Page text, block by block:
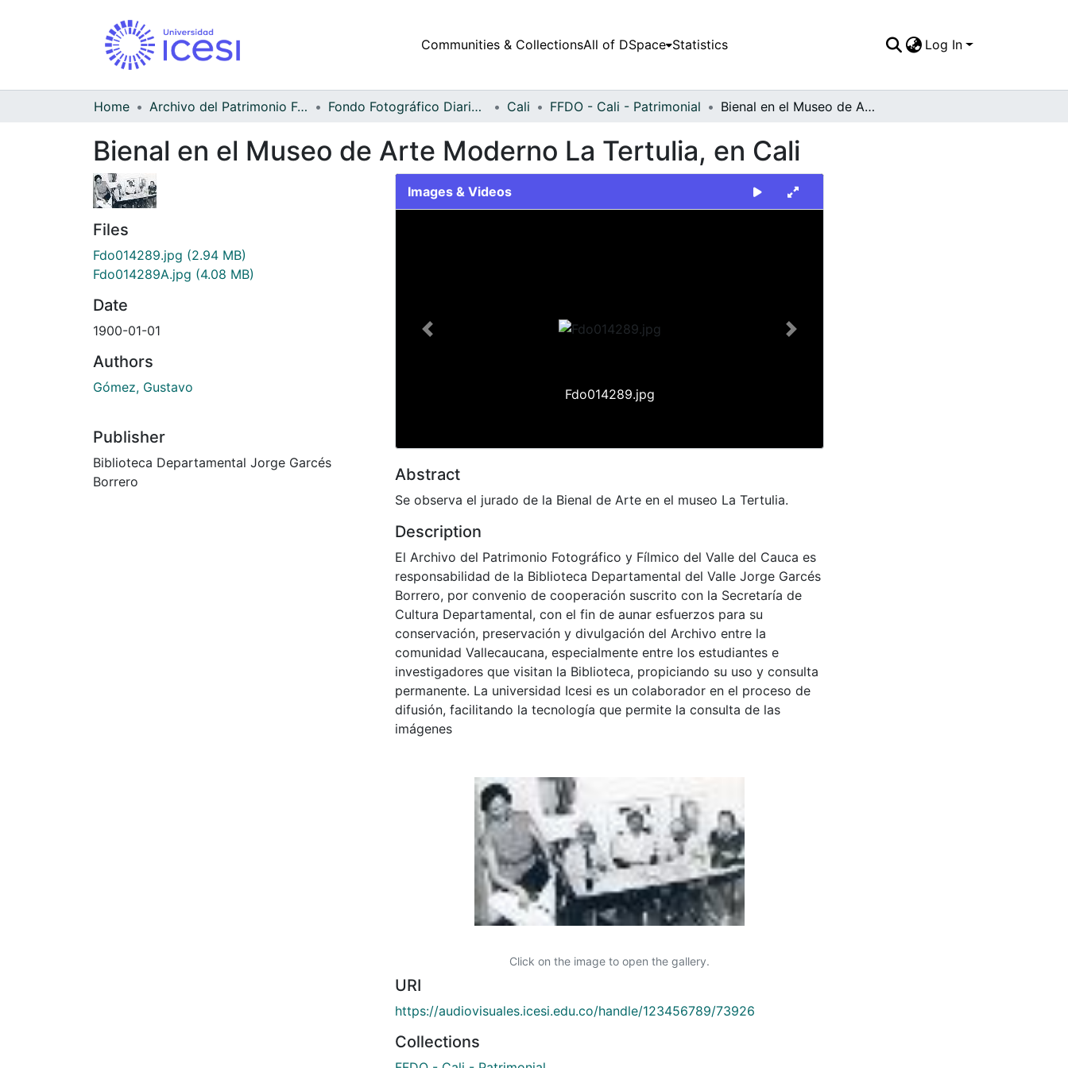
Communities & CollectionsAll of DSpace Statistics Log In
Home Archivo del Patrimonio Fotográfico y Fílmico del Valle del Cauca Fondo Fotográfico Diario Occidente Cali FFDO - Cali - Patrimonial Bienal en el Museo de Arte Moderno La Tertulia, en Cali
Bienal en el Museo de Arte Moderno La Tertulia, en Cali
Files
Fdo014289.jpg (2.94 MB)
Fdo014289A.jpg (4.08 MB)
Date
1900-01-01
Authors
Gómez, Gustavo
Publisher
Biblioteca Departamental Jorge Garcés
Borrero
Images & Videos
Fdo014289.jpg
Previous Next
Abstract
Se observa el jurado de la Bienal de Arte en el museo La Tertulia.
Description
El Archivo del Patrimonio Fotográfico y Fílmico del Valle del Cauca es
responsabilidad de la Biblioteca Departamental del Valle Jorge Garcés
Borrero, por convenio de cooperación suscrito con la Secretaría de
Cultura Departamental, con el fin de aunar esfuerzos para su
conservación, preservación y divulgación del Archivo entre la
comunidad Vallecaucana, especialmente entre los estudiantes e
investigadores que visitan la Biblioteca, propiciando su uso y consulta
permanente. La universidad Icesi es un colaborador en el proceso de
difusión, facilitando la tecnología que permite la consulta de las
imágenes
Click on the image to open the gallery.
URI
https://audiovisuales.icesi.edu.co/handle/123456789/73926
Collections